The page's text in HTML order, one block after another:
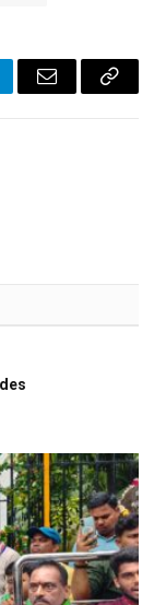
Email
Copy